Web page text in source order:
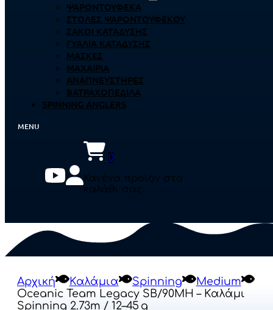
ΨΑΡΟΝΤΟΎΦΕΚΑ
ΣΤΟΛΈΣ ΨΑΡΟΝΤΟΎΦΕΚΟΥ
ΣΆΚΟΙ ΚΑΤΆΔΥΣΗΣ
ΓΥΑΛΙΆ ΚΑΤΆΔΥΣΗΣ
ΜΆΣΚΕΣ
ΜΑΧΑΊΡΙΑ
ΑΝΑΠΝΕΥΣΤΉΡΕΣ
ΒΑΤΡΑΧΟΠΈΔΙΛΑ
SPINNING ANGLERS
0
Κανένα προϊόν στο
καλάθι σας.
Αρχική Καλάμια Spinning
Medium
Oceanic Team Legacy SB/90MH – Καλάμι
Spinning 2.73m / 12–45 G